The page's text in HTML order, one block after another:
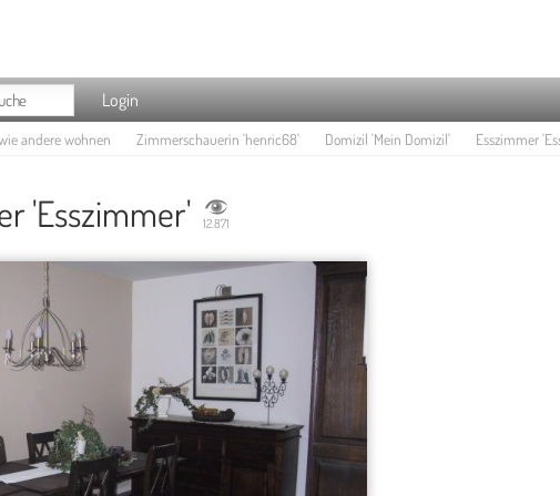
Login
andere wohnen Zimmerschauerin 'henric68' Domizil 'Mein Domizil' Esszimmer
'Esszimmer' 12.871